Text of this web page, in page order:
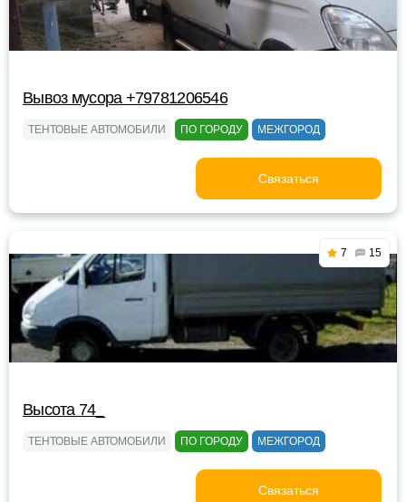
Вывоз мусора +79781206546
ТЕНТОВЫЕ АВТОМОБИЛИ ПО ГОРОДУ МЕЖГОРОД
Связаться
7 15
Высота 74_
ТЕНТОВЫЕ АВТОМОБИЛИ ПО ГОРОДУ МЕЖГОРОД
Связаться